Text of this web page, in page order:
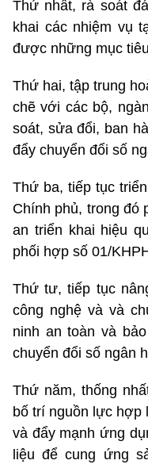
Thứ nhất, rà soát
khai các nhiệm vụ
được những mục
Thứ hai, tập trung
chẽ với các bộ,
soát, sửa đổi, ban
đẩy chuyển đổi số
Thứ ba, tiếp tục
Chính phủ, trong đó
an triển khai hiệu
phối hợp số 01/
Thứ tư, tiếp tục
công nghệ và và
ninh an toàn và
chuyển đổi số ngân
Thứ năm, thống
bố trí nguồn lực hợp
và đẩy mạnh ứng
liệu để cung ứng